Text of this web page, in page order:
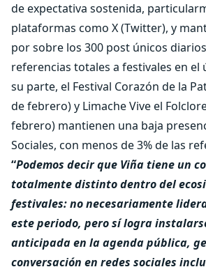
de expectativa sostenida,
plataformas como X (Twitter), y
por sobre los 300 post únicos
referencias totales a festivales en el
su parte, el Festival Corazón de la
de febrero) y Limache Vive el
febrero) mantienen una baja
Sociales, con menos de 3% de las
“Podemos decir que Viña tiene un
totalmente distinto dentro del
festivales: no necesariamente
este periodo, pero sí logra
anticipada en la agenda pública,
conversación en redes sociales